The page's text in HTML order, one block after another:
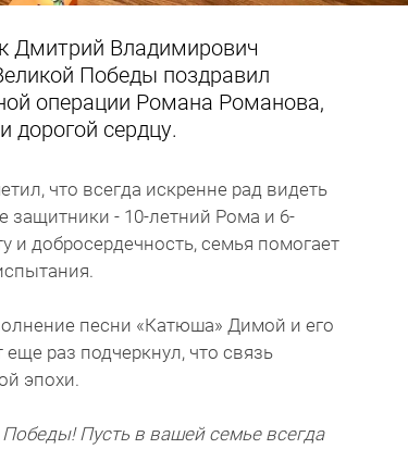
Дмитрий Владимирович
Победы поздравил
операции Романа Романова,
дорогой сердцу.
что всегда искренне рад видеть
защитники - 10-летний Рома и 6-
и добросердечность, семья помогает
песни «Катюша» Димой и его
раз подчеркнул, что связь
эпохи.
Пусть в вашей семье всегда